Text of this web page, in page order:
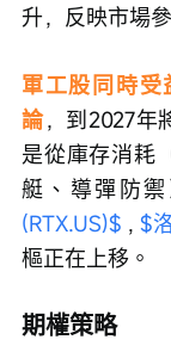
升，反映市場
軍工股同時
論，到2027年
是從庫存消耗
艇、導彈防
(RTX.US)$ , $
樞正在上移。
期權策略